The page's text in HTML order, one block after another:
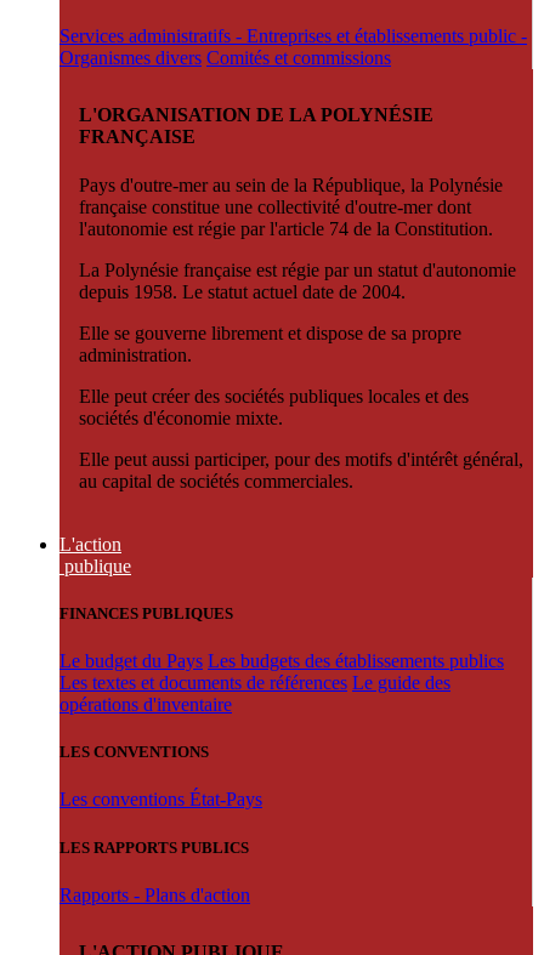
Services administratifs - Entreprises et établissements public -
Organismes divers Comités et commissions
L'ORGANISATION DE LA POLYNÉSIE
FRANÇAISE
Pays d'outre-mer au sein de la République, la Polynésie
française constitue une collectivité d'outre-mer dont
l'autonomie est régie par l'article 74 de la Constitution.
La Polynésie française est régie par un statut d'autonomie
depuis 1958. Le statut actuel date de 2004.
Elle se gouverne librement et dispose de sa propre
administration.
Elle peut créer des sociétés publiques locales et des
sociétés d'économie mixte.
Elle peut aussi participer, pour des motifs d'intérêt général,
au capital de sociétés commerciales.
L'action
publique
FINANCES PUBLIQUES
Le budget du Pays Les budgets des établissements publics
Les textes et documents de références Le guide des
opérations d'inventaire
LES CONVENTIONS
Les conventions État-Pays
LES RAPPORTS PUBLICS
Rapports - Plans d'action